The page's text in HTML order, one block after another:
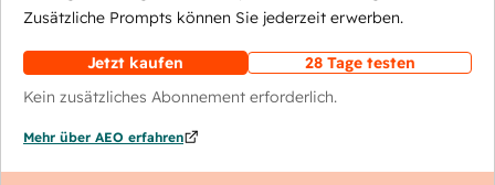
Zusätzliche Prompts können Sie jederzeit erwerben.
Jetzt kaufen
28 Tage testen
Kein zusätzliches Abonnement erforderlich.
Mehr über AEO erfahren